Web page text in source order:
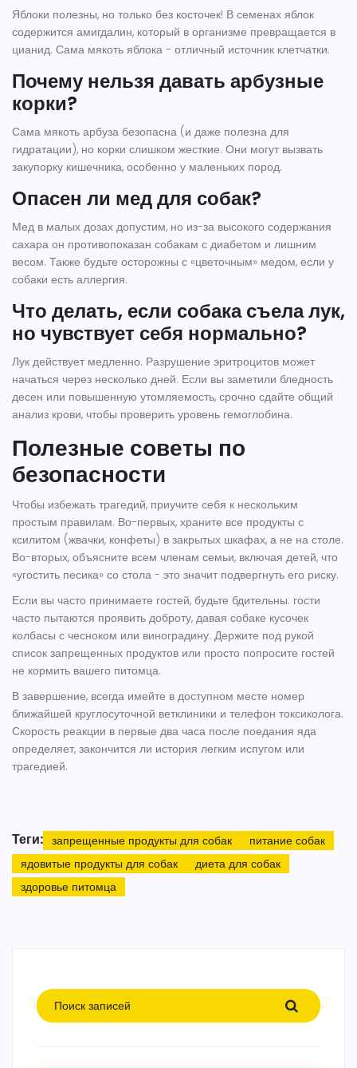
Яблоки полезны, но только без косточек! В семенах яблок
содержится амигдалин, который в организме превращается в
цианид. Сама мякоть яблока - отличный источник клетчатки.
Почему нельзя давать арбузные
корки?
Сама мякоть арбуза безопасна (и даже полезна для
гидратации), но корки слишком жесткие. Они могут вызвать
закупорку кишечника, особенно у маленьких пород.
Опасен ли мед для собак?
Мед в малых дозах допустим, но из-за высокого содержания
сахара он противопоказан собакам с диабетом и лишним
весом. Также будьте осторожны с «цветочным» медом, если у
собаки есть аллергия.
Что делать, если собака съела лук,
но чувствует себя нормально?
Лук действует медленно. Разрушение эритроцитов может
начаться через несколько дней. Если вы заметили бледность
десен или повышенную утомляемость, срочно сдайте общий
анализ крови, чтобы проверить уровень гемоглобина.
Полезные советы по
безопасности
Чтобы избежать трагедий, приучите себя к нескольким
простым правилам. Во-первых, храните все продукты с
ксилитом (жвачки, конфеты) в закрытых шкафах, а не на столе.
Во-вторых, объясните всем членам семьи, включая детей, что
«угостить песика» со стола - это значит подвергнуть его риску.
Если вы часто принимаете гостей, будьте бдительны: гости
часто пытаются проявить доброту, давая собаке кусочек
колбасы с чесноком или виноградину. Держите под рукой
список запрещенных продуктов или просто попросите гостей
не кормить вашего питомца.
В завершение, всегда имейте в доступном месте номер
ближайшей круглосуточной ветклиники и телефон токсиколога.
Скорость реакции в первые два часа после поедания яда
определяет, закончится ли история легким испугом или
трагедией.
Теги: запрещенные продукты для собак
питание собак
ядовитые продукты для собак
диета для собак
здоровье питомца